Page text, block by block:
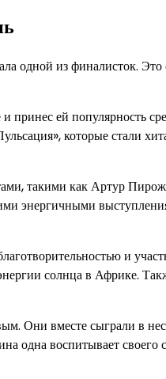
одной из финалисток. Это
принес ей популярность
которые стали
такими как Артур
энергичными
и
солнца в Африке.
Они вместе сыграли в
одна воспитывает своего